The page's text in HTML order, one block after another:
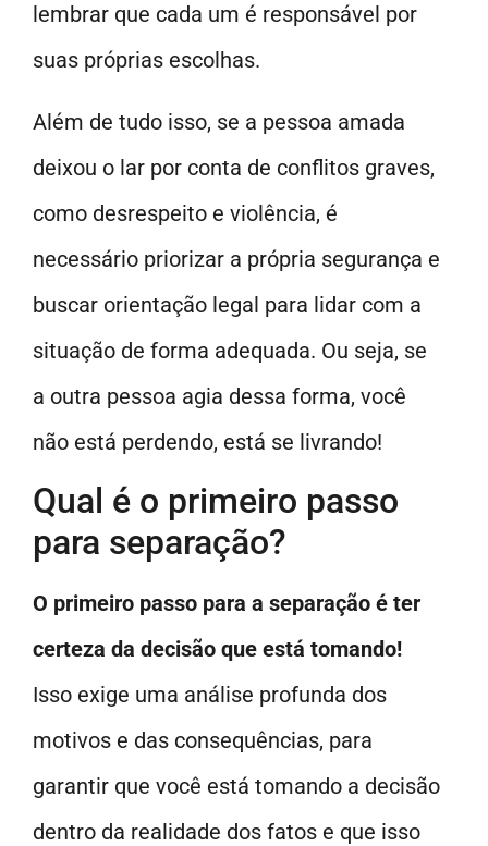
lembrar que cada um é responsável por
suas próprias escolhas.
Além de tudo isso, se a pessoa amada
deixou o lar por conta de conflitos graves,
como desrespeito e violência, é
necessário priorizar a própria segurança e
buscar orientação legal para lidar com a
situação de forma adequada. Ou seja, se
a outra pessoa agia dessa forma, você
não está perdendo, está se livrando!
Qual é o primeiro passo
para separação?
O primeiro passo para a separação é ter
certeza da decisão que está tomando!
Isso exige uma análise profunda dos
motivos e das consequências, para
garantir que você está tomando a decisão
dentro da realidade dos fatos e que isso